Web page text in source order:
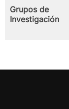
Grupos de
Investigación